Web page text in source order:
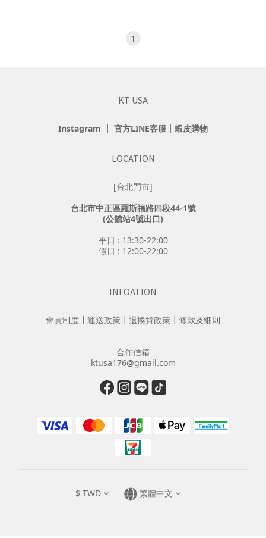
1
KT USA
Instagram ┃ 官方LINE客服 ┃ 蝦皮購物
LOCATION
[台北門市]
台北市中正區羅斯福路四段44-1號
(公館站4號出口)
平日 : 13:30-22:00
假日 : 12:00-22:00
INFOATION
會員制度 ┃ 運送政策 ┃ 退換貨政策 ┃ 條款及細則
合作信箱
ktusa176@gmail.com
$ TWD 繁體中文